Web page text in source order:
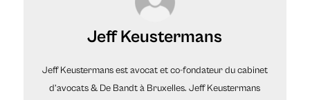
Jeff Keustermans
Jeff Keustermans est avocat et co-fondateur du cabinet
d’avocats & De Bandt à Bruxelles. Jeff Keustermans